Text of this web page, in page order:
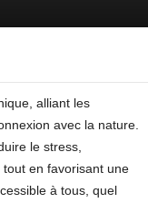
alliant les
avec la nature.
le stress,
en favorisant une
à tous, quel